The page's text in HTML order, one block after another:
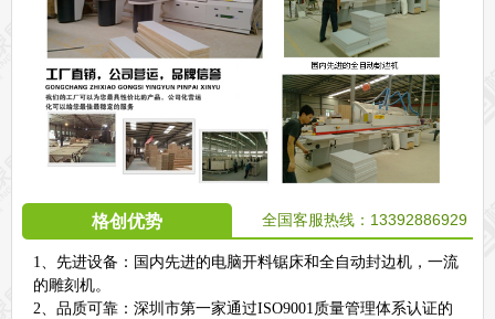
格创优势 全国客服热线：13392886929
1、先进设备：国内先进的电脑开料锯床和全自动封边机，一流
的雕刻机。
2、品质可靠：深圳市第一家通过ISO9001质量管理体系认证的